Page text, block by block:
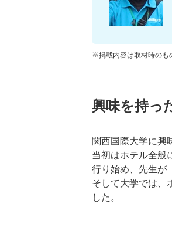
※掲載内容は取材時のも
興味を持っ
関西国際大学に興
当初はホテル全般
行り始め、先生が
そして大学では、
した。